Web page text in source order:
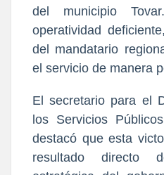
del municipio
operatividad
del mandatario
el servicio de manera
El secretario para el
los Servicios
destacó que esta
resultado directo